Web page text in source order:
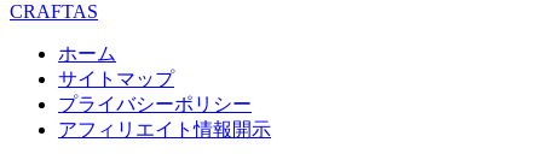
CRAFTAS
ホーム
サイトマップ
プライバシーポリシー
アフィリエイト情報開示